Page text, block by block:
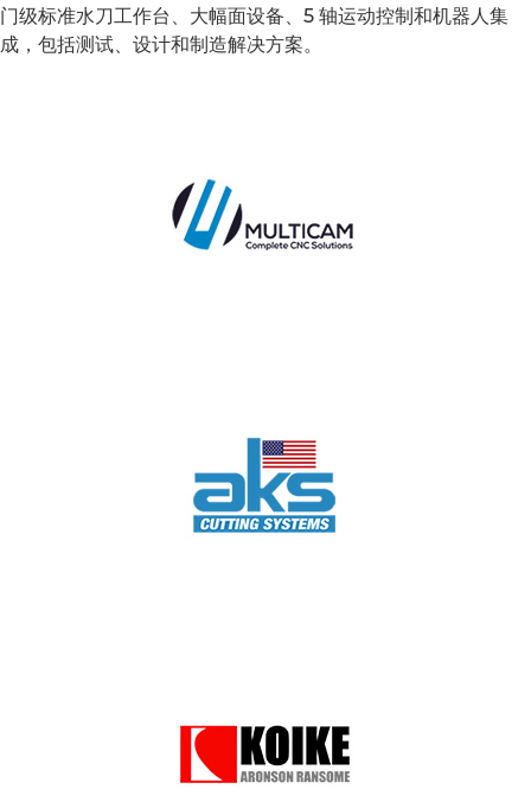
门级标准水刀工作台、大幅面设备、5 轴运动控制和机器人集
成，包括测试、设计和制造解决方案。